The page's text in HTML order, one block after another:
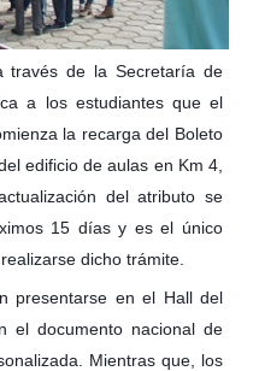
través de la Secretaría de
a los estudiantes que el
la recarga del Boleto
edificio de aulas en Km 4,
del atributo se
15 días y es el único
dicho trámite.
presentarse en el Hall del
el documento nacional de
Mientras que, los